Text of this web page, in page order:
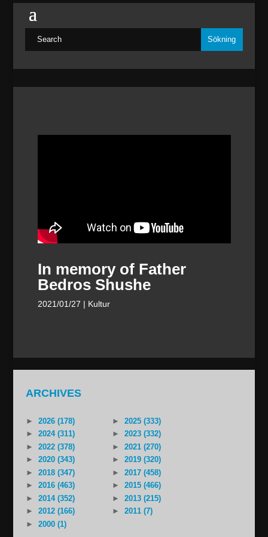
In memory of Father
Bedros Shushe
2021/01/27 | Kultur
ARCHIVES
► 2026 (178) ►
2025 (333)
►
2024 (311) ►
2023 (332)
►
2022 (378) ►
2021 (270)
►
2020 (343) ►
2019 (320)
►
2018 (347) ►
2017 (458)
►
2016 (463) ►
2015 (466)
►
2014 (352) ►
2013 (215)
►
2012 (166) ►
2011 (7)
►
2000 (1)